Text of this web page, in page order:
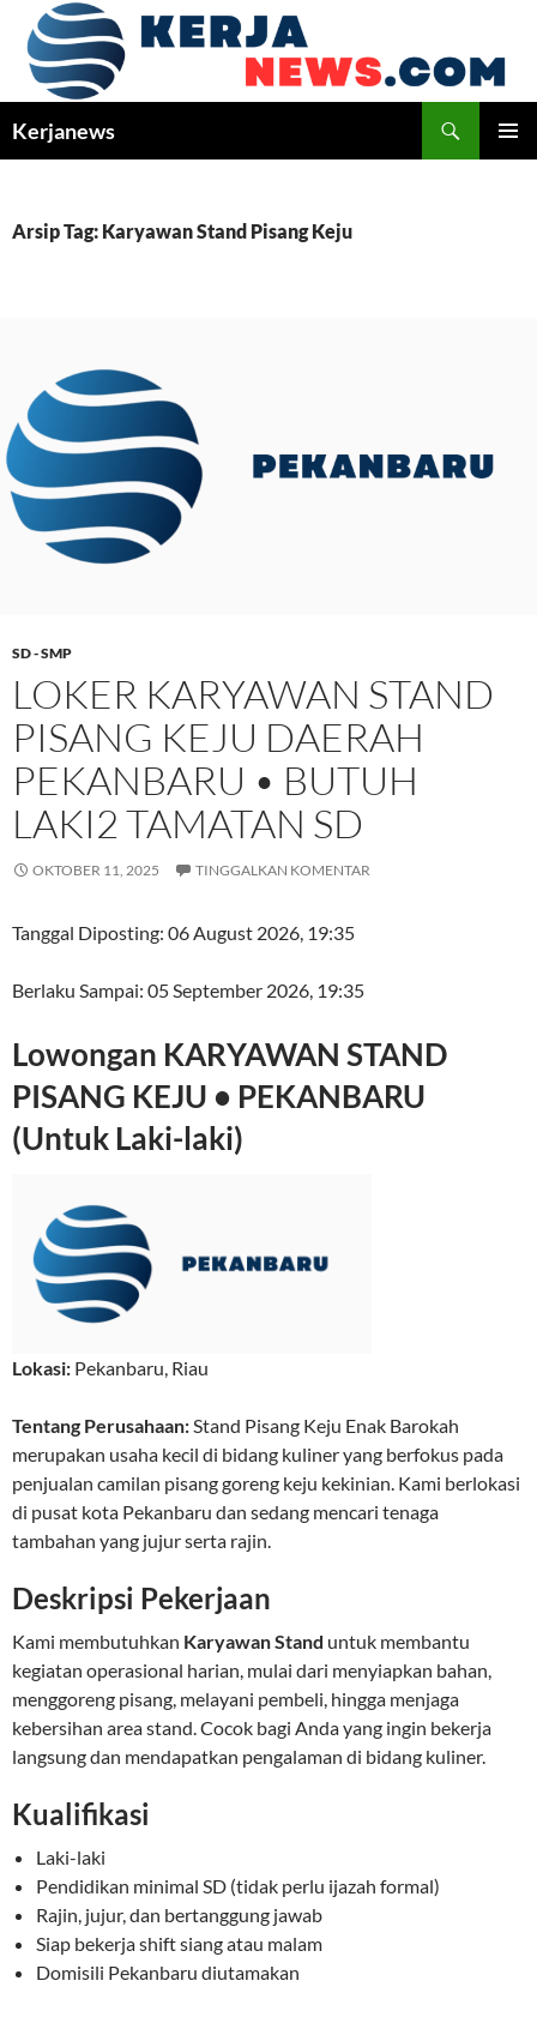
Langsung
Kerjanews
Arsip Tag: Karyawan Stand Pisang Keju
SD - SMP
LOKER KARYAWAN STAND
PISANG KEJU DAERAH
PEKANBARU • BUTUH
LAKI2 TAMATAN SD
OKTOBER 11, 2025 TINGGALKAN KOMENTAR
Tanggal Diposting: 06 August 2026, 19:35
Berlaku Sampai: 05 September 2026, 19:35
Lowongan KARYAWAN STAND
PISANG KEJU • PEKANBARU
(Untuk Laki-laki)
Lokasi: Pekanbaru, Riau
Tentang Perusahaan:Stand Pisang Keju Enak Barokah
merupakan usaha kecil di bidang kuliner yang berfokus pada
penjualan camilan pisang goreng keju kekinian. Kami berlokasi
di pusat kota Pekanbaru dan sedang mencari tenaga
tambahan yang jujur serta rajin.
Deskripsi Pekerjaan
Kami membutuhkan Karyawan Stand untuk membantu
kegiatan operasional harian, mulai dari menyiapkan bahan,
menggoreng pisang, melayani pembeli, hingga menjaga
kebersihan area stand. Cocok bagi Anda yang ingin bekerja
langsung dan mendapatkan pengalaman di bidang kuliner.
Kualifikasi
Laki-laki
Pendidikan minimal SD (tidak perlu ijazah formal)
Rajin, jujur, dan bertanggung jawab
Siap bekerja shift siang atau malam
Domisili Pekanbaru diutamakan